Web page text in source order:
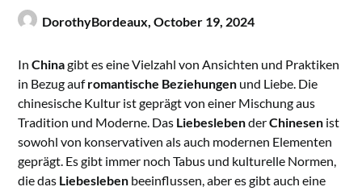
DorothyBordeaux,October 19, 2024
InChinagibt es eine Vielzahl von Ansichten und Praktiken
in Bezug aufromantische Beziehungen und Liebe. Die
chinesische Kultur ist geprägt von einer Mischung aus
Tradition und Moderne. Das LiebeslebenderChinesen ist
sowohl von konservativen als auch modernen Elementen
geprägt. Es gibt immer noch Tabus und kulturelle Normen,
die das Liebesleben beeinflussen, aber es gibt auch eine